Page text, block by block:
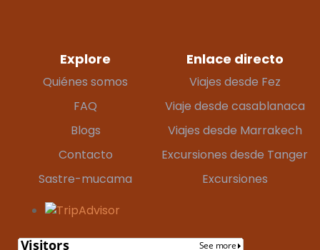
Explore
Quiénes somos
FAQ
Blogs
Contacto
Sastre-mucama
Enlace directo
Viajes desde Fez
Viaje desde casablanaca
Viajes desde Marrakech
Excursiones desde Tanger
Excursiones